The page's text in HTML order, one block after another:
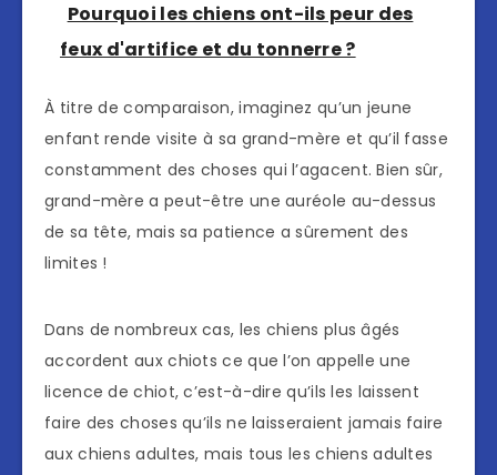
Pourquoi les chiens ont-ils peur des
feux d'artifice et du tonnerre ?
À titre de comparaison, imaginez qu’un jeune
enfant rende visite à sa grand-mère et qu’il fasse
constamment des choses qui l’agacent. Bien sûr,
grand-mère a peut-être une auréole au-dessus
de sa tête, mais sa patience a sûrement des
limites !
Dans de nombreux cas, les chiens plus âgés
accordent aux chiots ce que l’on appelle une
licence de chiot, c’est-à-dire qu’ils les laissent
faire des choses qu’ils ne laisseraient jamais faire
aux chiens adultes, mais tous les chiens adultes